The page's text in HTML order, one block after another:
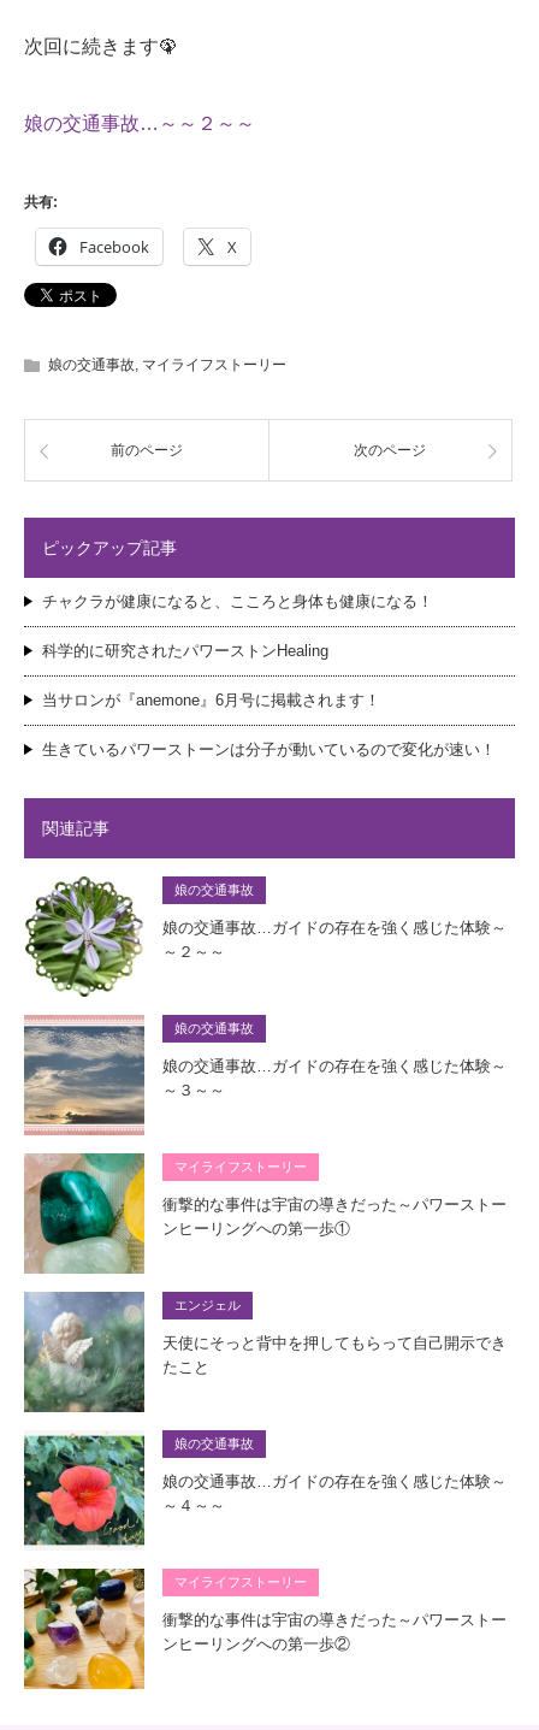
次回に続きます🦚
娘の交通事故…～～２～～
共有:
Facebook X
娘の交通事故 マイライフストーリー
前のページ 次のページ
ピックアップ記事
チャクラが健康になると、こころと身体も健康になる！
科学的に研究されたパワーストンHealing
当サロンが『anemone』6月号に掲載されます！
生きているパワーストーンは分子が動いているので変化が速い！
関連記事
娘の交通事故
娘の交通事故…ガイドの存在を強く感じた体験～
～２～～
娘の交通事故
娘の交通事故…ガイドの存在を強く感じた体験～
～３～～
マイライフストーリー
衝撃的な事件は宇宙の導きだった～パワーストー
ンヒーリングへの第一歩①
エンジェル
天使にそっと背中を押してもらって自己開示でき
たこと
娘の交通事故
娘の交通事故…ガイドの存在を強く感じた体験～
～４～～
マイライフストーリー
衝撃的な事件は宇宙の導きだった～パワーストー
ンヒーリングへの第一歩②